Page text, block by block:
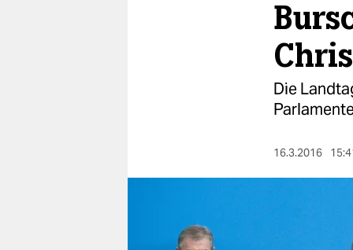
wahrheit
Die
16.3.2016